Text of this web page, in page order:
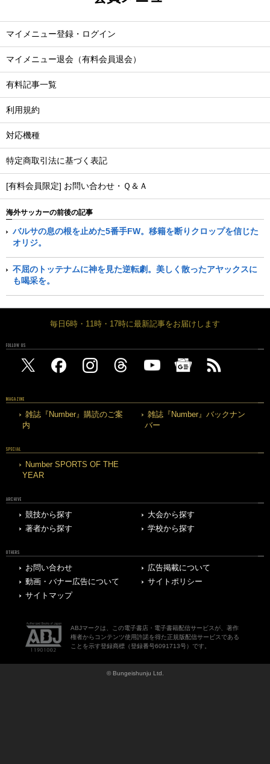
マイメニュー登録・ログイン
マイメニュー退会（有料会員退会）
有料記事一覧
利用規約
対応機種
特定商取引法に基づく表記
[有料会員限定] お問い合わせ・Ｑ＆Ａ
海外サッカーの前後の記事
バルサの息の根を止めた5番手FW。移籍を断りクロップを信じた
オリジ。
不屈のトッテナムに神を見た逆転劇。美しく散ったアヤックスに
も喝采を。
毎日6時・11時・17時に最新記事をお届けします
FOLLOW US
MAGAZINE
雑誌『Number』購読のご案
内
雑誌『Number』バックナン
バー
SPECIAL
Number SPORTS OF THE
YEAR
ARCHIVE
競技から探す
大会から探す
著者から探す
学校から探す
OTHERS
お問い合わせ
広告掲載について
動画・バナー広告について
サイトポリシー
サイトマップ
ABJマークは、この電子書店・電子書籍配信サービスが、著作
権者からコンテンツ使用許諾を得た正規版配信サービスである
ことを示す登録商標（登録番号6091713号）です。
© Bungeishunju Ltd.